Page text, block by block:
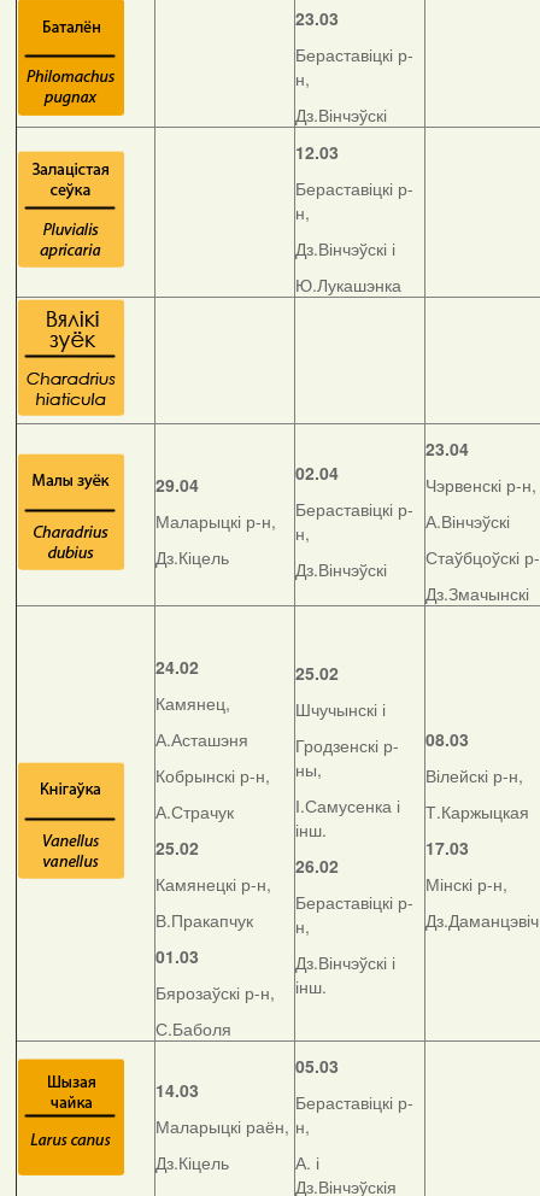
23.03
Бераставіцкі р-
н,
Дз.Вінчэўскі
12.03
Бераставіцкі р-
н,
Дз.Вінчэўскі і
Ю.Лукашэнка
29.04
Маларыцкі р-н,
Дз.Кіцель
02.04
Бераставіцкі р-
н,
Дз.Вінчэўскі
23.04
Чэрвенскі р-н,
А.Вінчэўскі
Стаўбцоўскі
Дз.Змачынскі
24.02
Камянец,
А.Асташэня
Кобрынскі р-н,
А.Страчук
25.02
Камянецкі р-н,
В.Пракапчук
01.03
Бярозаўскі р-н,
С.Баболя
25.02
Шчучынскі і
Гродзенскі р-
ны,
І.Самусенка і
інш.
26.02
Бераставіцкі р-
н,
Дз.Вінчэўскі і
інш.
08.03
Вілейскі р-н,
Т.Каржыцкая
17.03
Мінскі р-н,
Дз.Даманцэвіч
14.03
Маларыцкі раён,
Дз.Кіцель
05.03
Бераставіцкі р-
н,
А. і
Дз.Вінчэўскія